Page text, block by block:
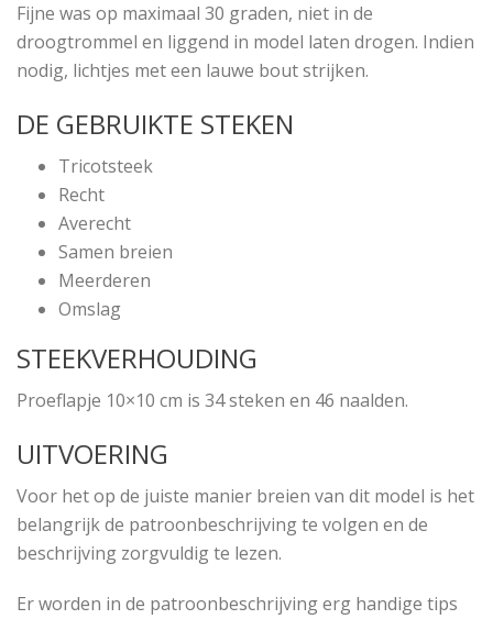
Fijne was op maximaal 30 graden, niet in de
droogtrommel en liggend in model laten drogen. Indien
nodig, lichtjes met een lauwe bout strijken.
DE GEBRUIKTE STEKEN
Tricotsteek
Recht
Averecht
Samen breien
Meerderen
Omslag
STEEKVERHOUDING
Proeflapje 10×10 cm is 34 steken en 46 naalden.
UITVOERING
Voor het op de juiste manier breien van dit model is het
belangrijk de patroonbeschrijving te volgen en de
beschrijving zorgvuldig te lezen.
Er worden in de patroonbeschrijving erg handige tips